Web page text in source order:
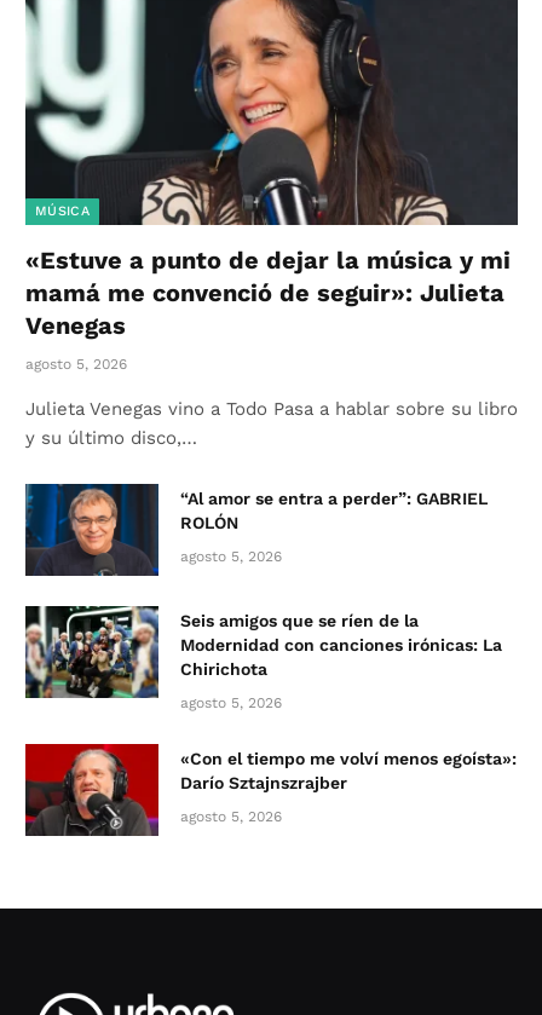
MÚSICA
«Estuve a punto de dejar la música y mi
mamá me convenció de seguir»: Julieta
Venegas
agosto 5, 2026
Julieta Venegas vino a Todo Pasa a hablar sobre su libro
y su último disco,…
“Al amor se entra a perder”: GABRIEL
ROLÓN
agosto 5, 2026
Seis amigos que se ríen de la
Modernidad con canciones irónicas: La
Chirichota
agosto 5, 2026
«Con el tiempo me volví menos egoísta»:
Darío Sztajnszrajber
agosto 5, 2026